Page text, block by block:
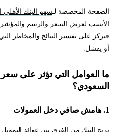
الصفحة المخصصة لـسهم البنك الأهلي
الأنسب لعرض السعر والرسم
فيركز على تفسير النتائج والمخاطر
أو يفشل.
ما العوامل التي تؤثر على
السعودي؟
1. هامش صافي دخل العمولات
يربح البنك من الفرق بين عوائد